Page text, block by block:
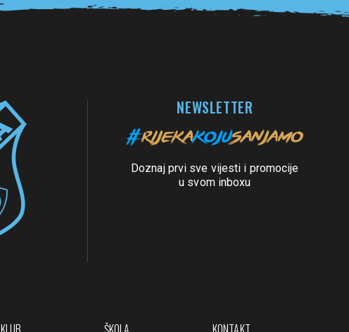
NEWSLETTER
Doznaj prvi sve vijesti i promocije
u svom inboxu